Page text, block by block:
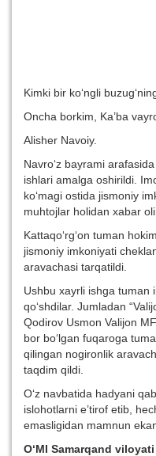
Kimki bir ko‘ngli
Oncha borkim, Ka’ba
Alisher Navoiy.
Navro‘z bayrami
ishlari amalga oshirildi.
ko‘magi ostida jismoniy
muhtojlar holidan xabar
Kattaqo‘rg‘on tuman
jismoniy imkoniyati
aravachasi tarqatildi.
Ushbu xayrli ishga tuman
qo‘shdilar. Jumladan
Qodirov Usmon Valijon
bor bo‘lgan fuqaroga
qilingan nogironlik
taqdim qildi.
O‘z navbatida hadyani
islohotlarni e’tirof etib,
emasligidan mamnun
O‘MI Samarqand